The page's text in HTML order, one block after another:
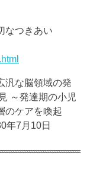
なつきあい
汎な脳領域の発
～発達期の小児
のケアを喚起
7月10日